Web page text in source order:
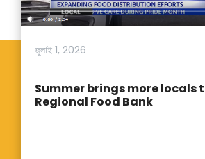
জুলাই 1, 2026
Summer brings more locals
Regional Food Bank